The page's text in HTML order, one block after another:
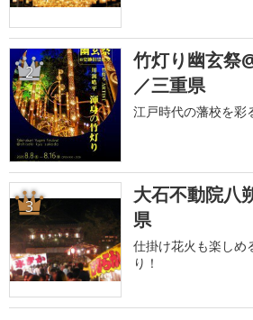
2
竹灯り幽玄祭
／三重県
江戸時代の藩校を彩
3
大石不動院八
県
仕掛け花火も楽しめ
り！